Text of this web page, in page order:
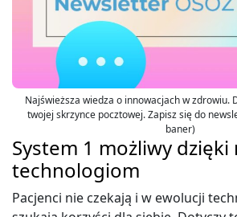
Najświeższa wiedza o innowacjach w zdrowiu.
twojej skrzynce pocztowej. Zapisz się do
baner)
System 1 możliwy dzięki
technologiom
Pacjenci nie czekają i w ewolucji